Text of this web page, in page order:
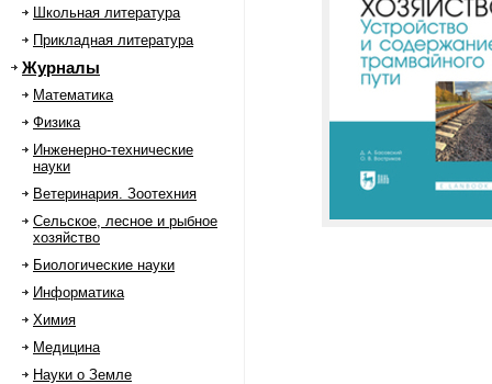
Школьная литература
Прикладная литература
Журналы
Математика
Физика
Инженерно-технические
науки
Ветеринария. Зоотехния
Сельское, лесное и рыбное
хозяйство
Биологические науки
Информатика
Химия
Медицина
Науки о Земле